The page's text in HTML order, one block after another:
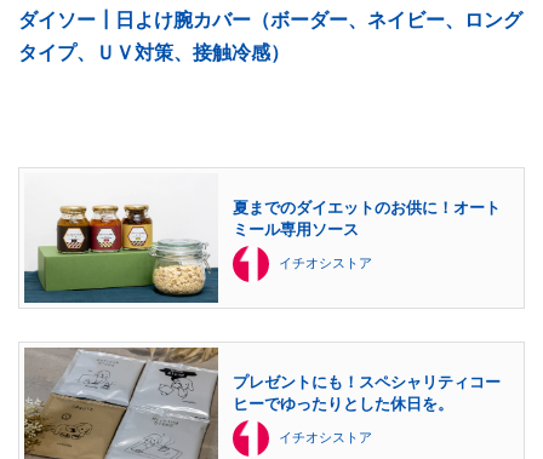
ダイソー┃日よけ腕カバー（ボーダー、ネイビー、ロング
タイプ、ＵＶ対策、接触冷感）
夏までのダイエットのお供に！オート
ミール専用ソース
イチオシストア
プレゼントにも！スペシャリティコー
ヒーでゆったりとした休日を。
イチオシストア